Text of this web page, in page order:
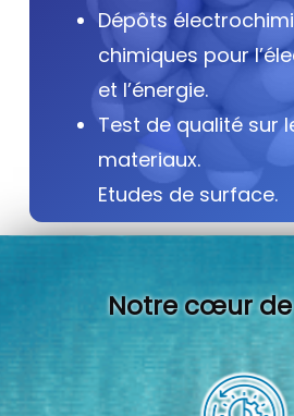
Dépôts
chimiques pour
et l’énergie.
Test de qualité sur
materiaux.
Etudes de surface.
Notre cœur